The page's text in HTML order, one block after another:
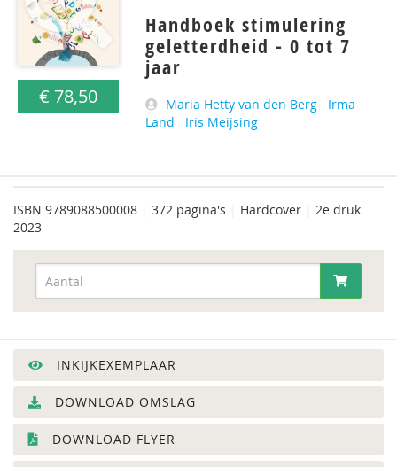
€ 78,50
Handboek stimulering
geletterdheid - 0 tot 7
jaar
Maria Hetty van den Berg
Irma
Land
Iris Meijsing
ISBN 9789088500008 372 pagina's Hardcover
2e druk
2023
INKIJKEXEMPLAAR
DOWNLOAD OMSLAG
DOWNLOAD FLYER